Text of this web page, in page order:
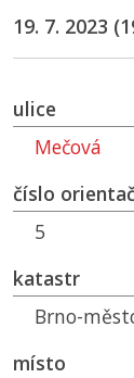
19. 7. 2023
ulice
Mečová
číslo
5
katastr
Brno-
místo